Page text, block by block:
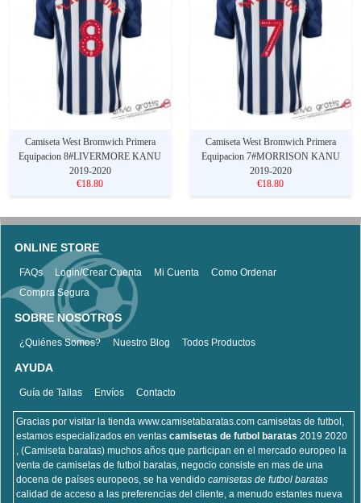
Camiseta West Bromwich Primera
Equipacion 8#LIVERMORE KANU
2019-2020
€18.80
Camiseta West Bromwich Primera
Equipacion 7#MORRISON KANU
2019-2020
€18.80
ONLINE STORE
FAQs Login/Crear Cuenta Mi Cuenta
Como Ordenar
Compra Segura
SOBRE NOSOTROS
¿Quiénes Somos? Nuestro Blog Todos Productos
AYUDA
Guía de Tallas Envíos Contacto
Gracias por visitar la tienda www.camisetabaratas.com camisetas de futbol,
estamos especializados en ventas camisetas de futbol baratas 2019 2020
, (Camiseta baratas) muchos años que participan en el mercado europeo la
venta de camisetas de futbol baratas, negocio consiste en mas de una
docena de países europeos, se ha vendido camisetas de futbol baratas
calidad de acceso a las preferencias del cliente, a menudo estantes nueva